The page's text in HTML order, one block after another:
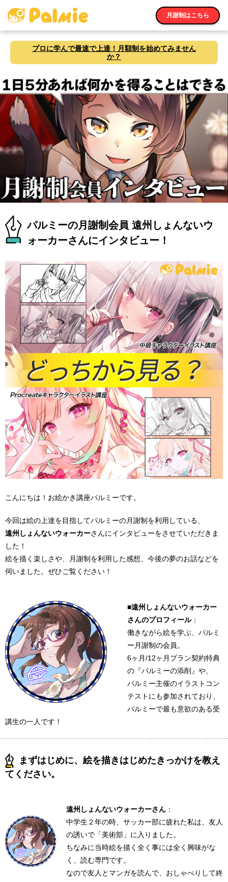
月謝制はこちら
プロに学んで最速で上達！月額制を始めてみません
か？
パルミーの月謝制会員 遠州しょんないウ
ォーカーさんにインタビュー！
こんにちは！お絵かき講座パルミーです。
今回は絵の上達を目指してパルミーの月謝制を利用している、
遠州しょんないウォーカーさんにインタビューをさせていただきま
した！
絵を描く楽しさや、月謝制を利用した感想、今後の夢のお話などを
伺いました。ぜひご覧ください！
■遠州しょんないウォーカー
さんのプロフィール：
働きながら絵を学ぶ、パルミ
ー月謝制の会員。
6ヶ月/12ヶ月プラン契約特典
の『パルミーの添削』や、
パルミー主催のイラストコン
テストにも参加されており、
パルミーで最も意欲のある受
講生の一人です！
まずはじめに、絵を描きはじめたきっかけを教え
てください。
遠州しょんないウォーカーさん ：
中学生２年の時、サッカー部に疲れた私は、友人
の誘いで「美術部」に入りました。
ちなみに当時絵を描く全く事には全く興味がな
く、読む専門です。
なので友人とマンガを読んで、おしゃべりして終